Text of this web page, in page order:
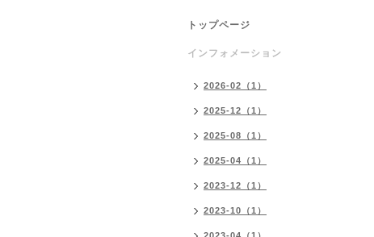
トップページ
インフォメーション
2026-02（1）
2025-12（1）
2025-08（1）
2025-04（1）
2023-12（1）
2023-10（1）